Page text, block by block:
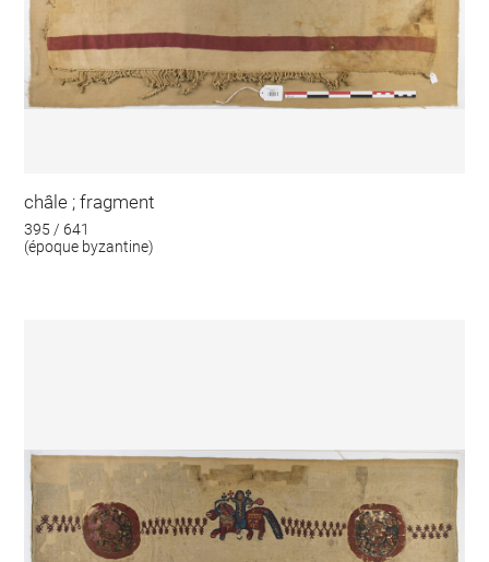
châle ; fragment
395 / 641
(époque byzantine)